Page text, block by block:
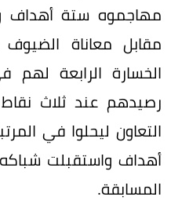
مهاجموه ستة أهداف
مقابل معاناة
الخسارة الرابعة
رصيدهم عند ثلاث
المسابقة.